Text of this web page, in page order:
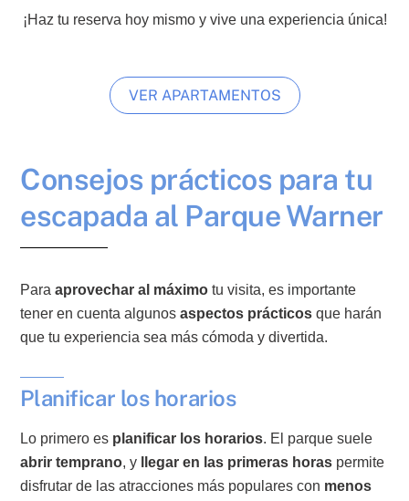
¡Haz tu reserva hoy mismo y vive una experiencia única!
VER APARTAMENTOS
Consejos prácticos para tu
escapada al Parque Warner
Paraaprovechar al máximo tu visita, es importante
tener en cuenta algunosaspectos prácticos que harán
que tu experiencia sea más cómoda y divertida.
Planificar los horarios
Lo primero es planificar los horarios. El parque suele
abrir temprano, y llegar en las primeras horas permite
disfrutar de las atracciones más populares con menos